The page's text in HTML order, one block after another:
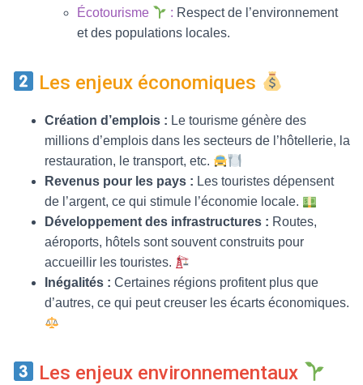
Écotourisme
: Respect de l’environnement
et des populations locales.
Les enjeux économiques
Création d’emplois : Le tourisme génère des
millions d’emplois dans les secteurs de l’hôtellerie, la
restauration, le transport, etc.
Revenus pour les pays : Les touristes dépensent
de l’argent, ce qui stimule l’économie locale.
Développement des infrastructures : Routes,
aéroports, hôtels sont souvent construits pour
accueillir les touristes.
Inégalités : Certaines régions profitent plus que
d’autres, ce qui peut creuser les écarts économiques.
Les enjeux environnementaux